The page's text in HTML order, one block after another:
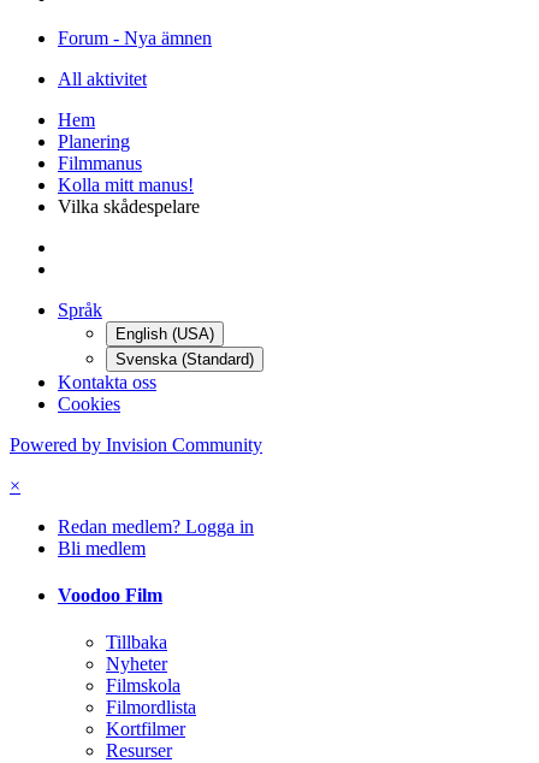
Forum - Nya ämnen
All aktivitet
Hem
Planering
Filmmanus
Kolla mitt manus!
Vilka skådespelare
Språk
English (USA)
Svenska (Standard)
Kontakta oss
Cookies
Powered by Invision Community
×
Redan medlem? Logga in
Bli medlem
Voodoo Film
Tillbaka
Nyheter
Filmskola
Filmordlista
Kortfilmer
Resurser